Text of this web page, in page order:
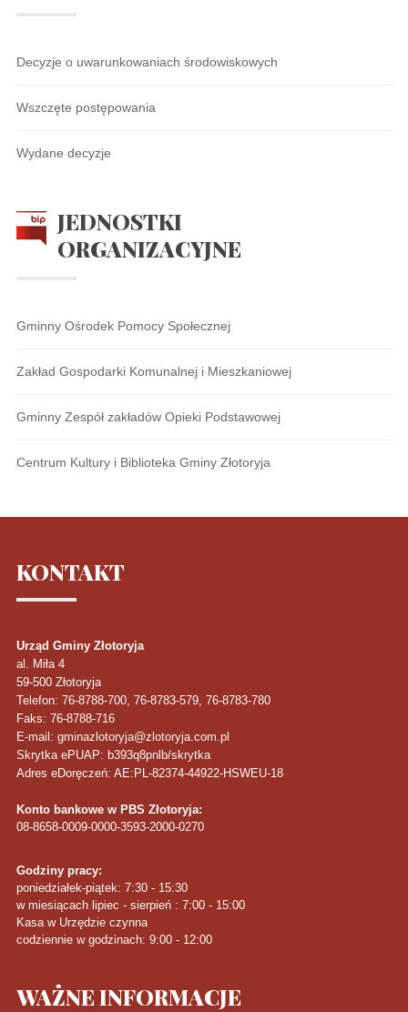
Decyzje o uwarunkowaniach środowiskowych
Wszczęte postępowania
Wydane decyzje
JEDNOSTKI
ORGANIZACYJNE
Gminny Ośrodek Pomocy Społecznej
Zakład Gospodarki Komunalnej i Mieszkaniowej
Gminny Zespół zakładów Opieki Podstawowej
Centrum Kultury i Biblioteka Gminy Złotoryja
KONTAKT
Urząd Gminy Złotoryja
al. Miła 4
59-500 Złotoryja
Telefon: 76-8788-700, 76-8783-579, 76-8783-780
Faks: 76-8788-716
E-mail: gminazlotoryja@zlotoryja.com.pl
Skrytka ePUAP: b393q8pnlb/skrytka
Adres eDoręczeń: AE:PL-82374-44922-HSWEU-18
Konto bankowe w PBS Złotoryja:
08-8658-0009-0000-3593-2000-0270
Godziny pracy:
poniedziałek-piątek: 7:30 - 15:30
w miesiącach lipiec - sierpień : 7:00 - 15:00
Kasa w Urzędzie czynna
codziennie w godzinach: 9:00 - 12:00
WAŻNEINFORMACJE